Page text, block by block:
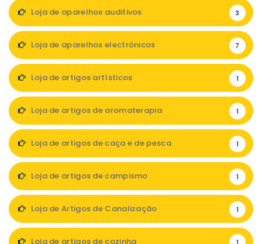
Loja de aparelhos auditivos 3
Loja de aparelhos electrónicos 7
Loja de artigos artísticos 1
Loja de artigos de aromaterapia 1
Loja de artigos de caça e de pesca 1
Loja de artigos de campismo 1
Loja de Artigos de Canalização 1
Loja de artigos de cozinha